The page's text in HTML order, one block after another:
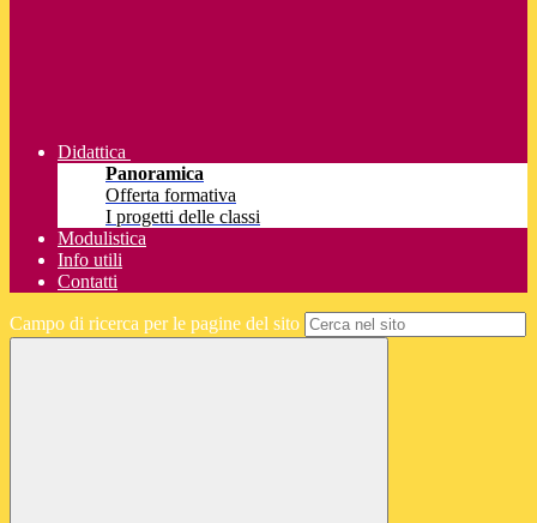
Didattica
Panoramica
Offerta formativa
I progetti delle classi
Modulistica
Info utili
Contatti
Campo di ricerca per le pagine del sito